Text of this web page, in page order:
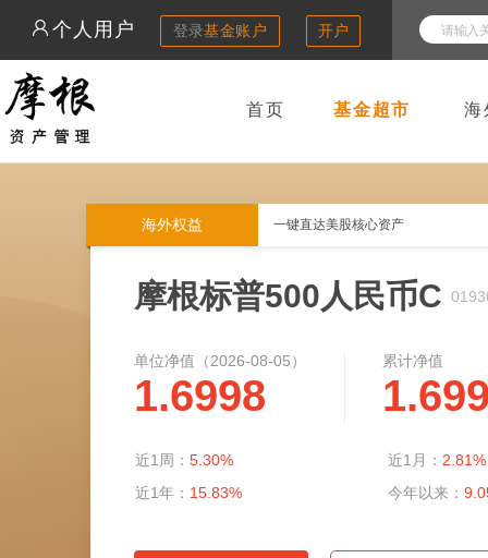
个人用户 登录基金账户 开户
首页 基金超市 海
海外权益 一键直达美股核心资产
摩根标普500人民币C
单位净值（2026-08-05）
1.6998
累计净值
近1周： 5.30% 近1月： 2.81%
近1年： 15.83% 今年以来：